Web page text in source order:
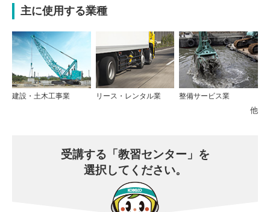
主に使用する業種
建設・土木工事業 リース・レンタル業 整備サービス業
他
受講する 「教習センター」を
選択してください。